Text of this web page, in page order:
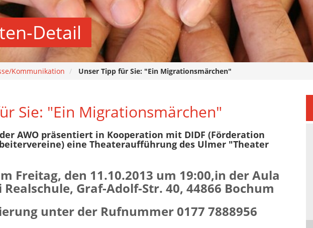
Detail
Kommunikation Unser Tipp für Sie: "Ein Migrationsmärchen"
Sie: "Ein Migrationsmärchen"
AWO präsentiert in Kooperation mit DIDF (Förderation
eine Theateraufführung des Ulmer "Theater
Freitag, den 11.10.2013 um 19:00,in der Aula
Realschule, Graf-Adolf-Str. 40, 44866 Bochum
unter der Rufnummer 0177 7888956